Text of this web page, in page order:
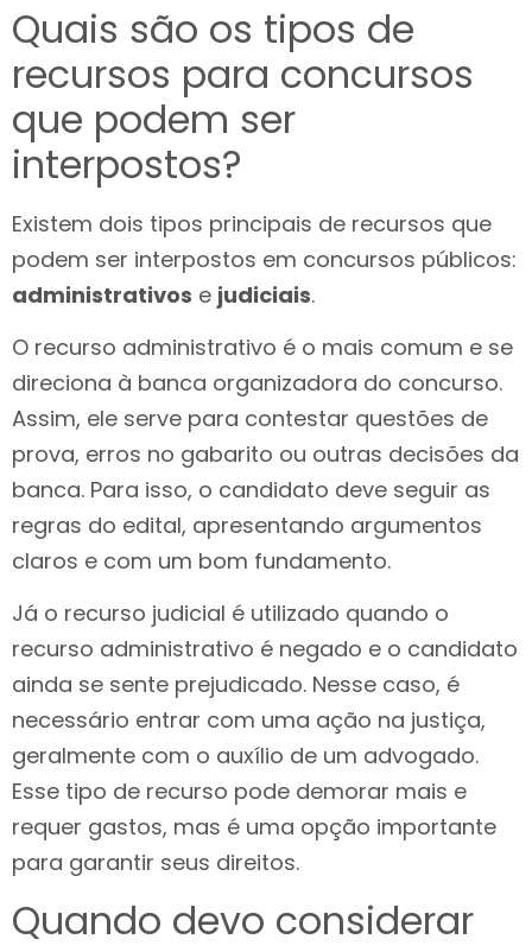
Quais são os tipos de
recursos para concursos
que podem ser
interpostos?
Existem dois tipos principais de recursos que
podem ser interpostos em concursos públicos:
administrativos e judiciais.
O recurso administrativo é o mais comum e se
direciona à banca organizadora do concurso.
Assim, ele serve para contestar questões de
prova, erros no gabarito ou outras decisões da
banca. Para isso, o candidato deve seguir as
regras do edital, apresentando argumentos
claros e com um bom fundamento.
Já o recurso judicial é utilizado quando o
recurso administrativo é negado e o candidato
ainda se sente prejudicado. Nesse caso, é
necessário entrar com uma ação na justiça,
geralmente com o auxílio de um advogado.
Esse tipo de recurso pode demorar mais e
requer gastos, mas é uma opção importante
para garantir seus direitos.
Quando devo considerar